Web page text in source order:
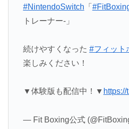
#NintendoSwitch 「
トレーナー‐」
続けやすくなった #フィット
楽しみください！
▼体験版も配信中！▼
— Fit Boxing公式